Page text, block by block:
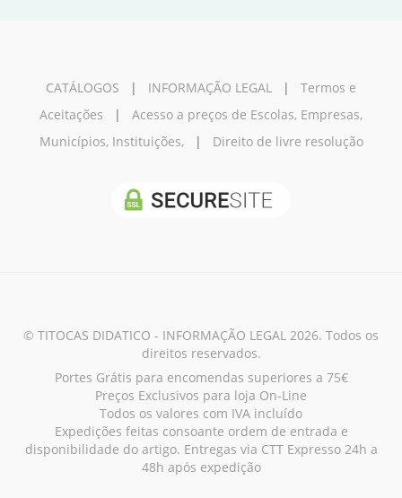
CATÁLOGOS | INFORMAÇÃO LEGAL | Termos e
Aceitações | Acesso a preços de Escolas, Empresas,
Municípios, Instituições,| Direito de livre resolução
© TITOCAS DIDATICO - INFORMAÇÃO LEGAL 2026. Todos os
direitos reservados.
Portes Grátis para encomendas superiores a 75€
Preços Exclusivos para loja On-Line
Todos os valores com IVA incluído
Expedições feitas consoante ordem de entrada e
disponibilidade do artigo. Entregas via CTT Expresso 24h a
48h após expedição